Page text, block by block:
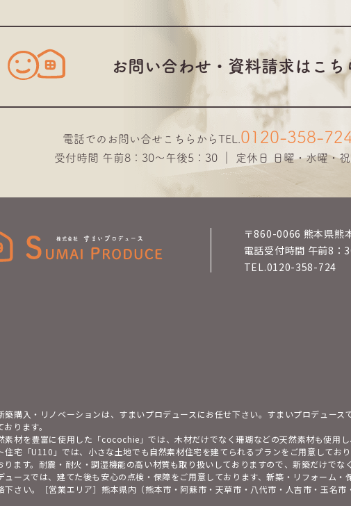
お問い合わせ・資料請求はこち
電話でのお問い合せこちらからTEL. 0120-358-
受付時間 午前8：30～午後5：30 ｜ 定休日 日曜・水曜・祝
〒860-0066 熊本県熊
電話受付時間 午前8：
TEL.0120-358-724
築購入・リノベーションは、すまいプロデュースにお任せ下さい。すまいプロデュー
ります。
素材を豊富に使用した「cocochie」では、木材だけでなく珊瑚などの天然素材も使用
住宅「U110」では、小さな土地でも自然素材住宅を建てられるプランをご用意してお
ります。耐震・耐火・調湿機能の高い材質も取り扱いしておりますので、新築だけでな
ュースでは、建てた後も安心の点検・保障をご用意しております、新築・リフォーム
下さい。［営業エリア］熊本県内（熊本市・阿蘇市・天草市・八代市・人吉市・玉名市